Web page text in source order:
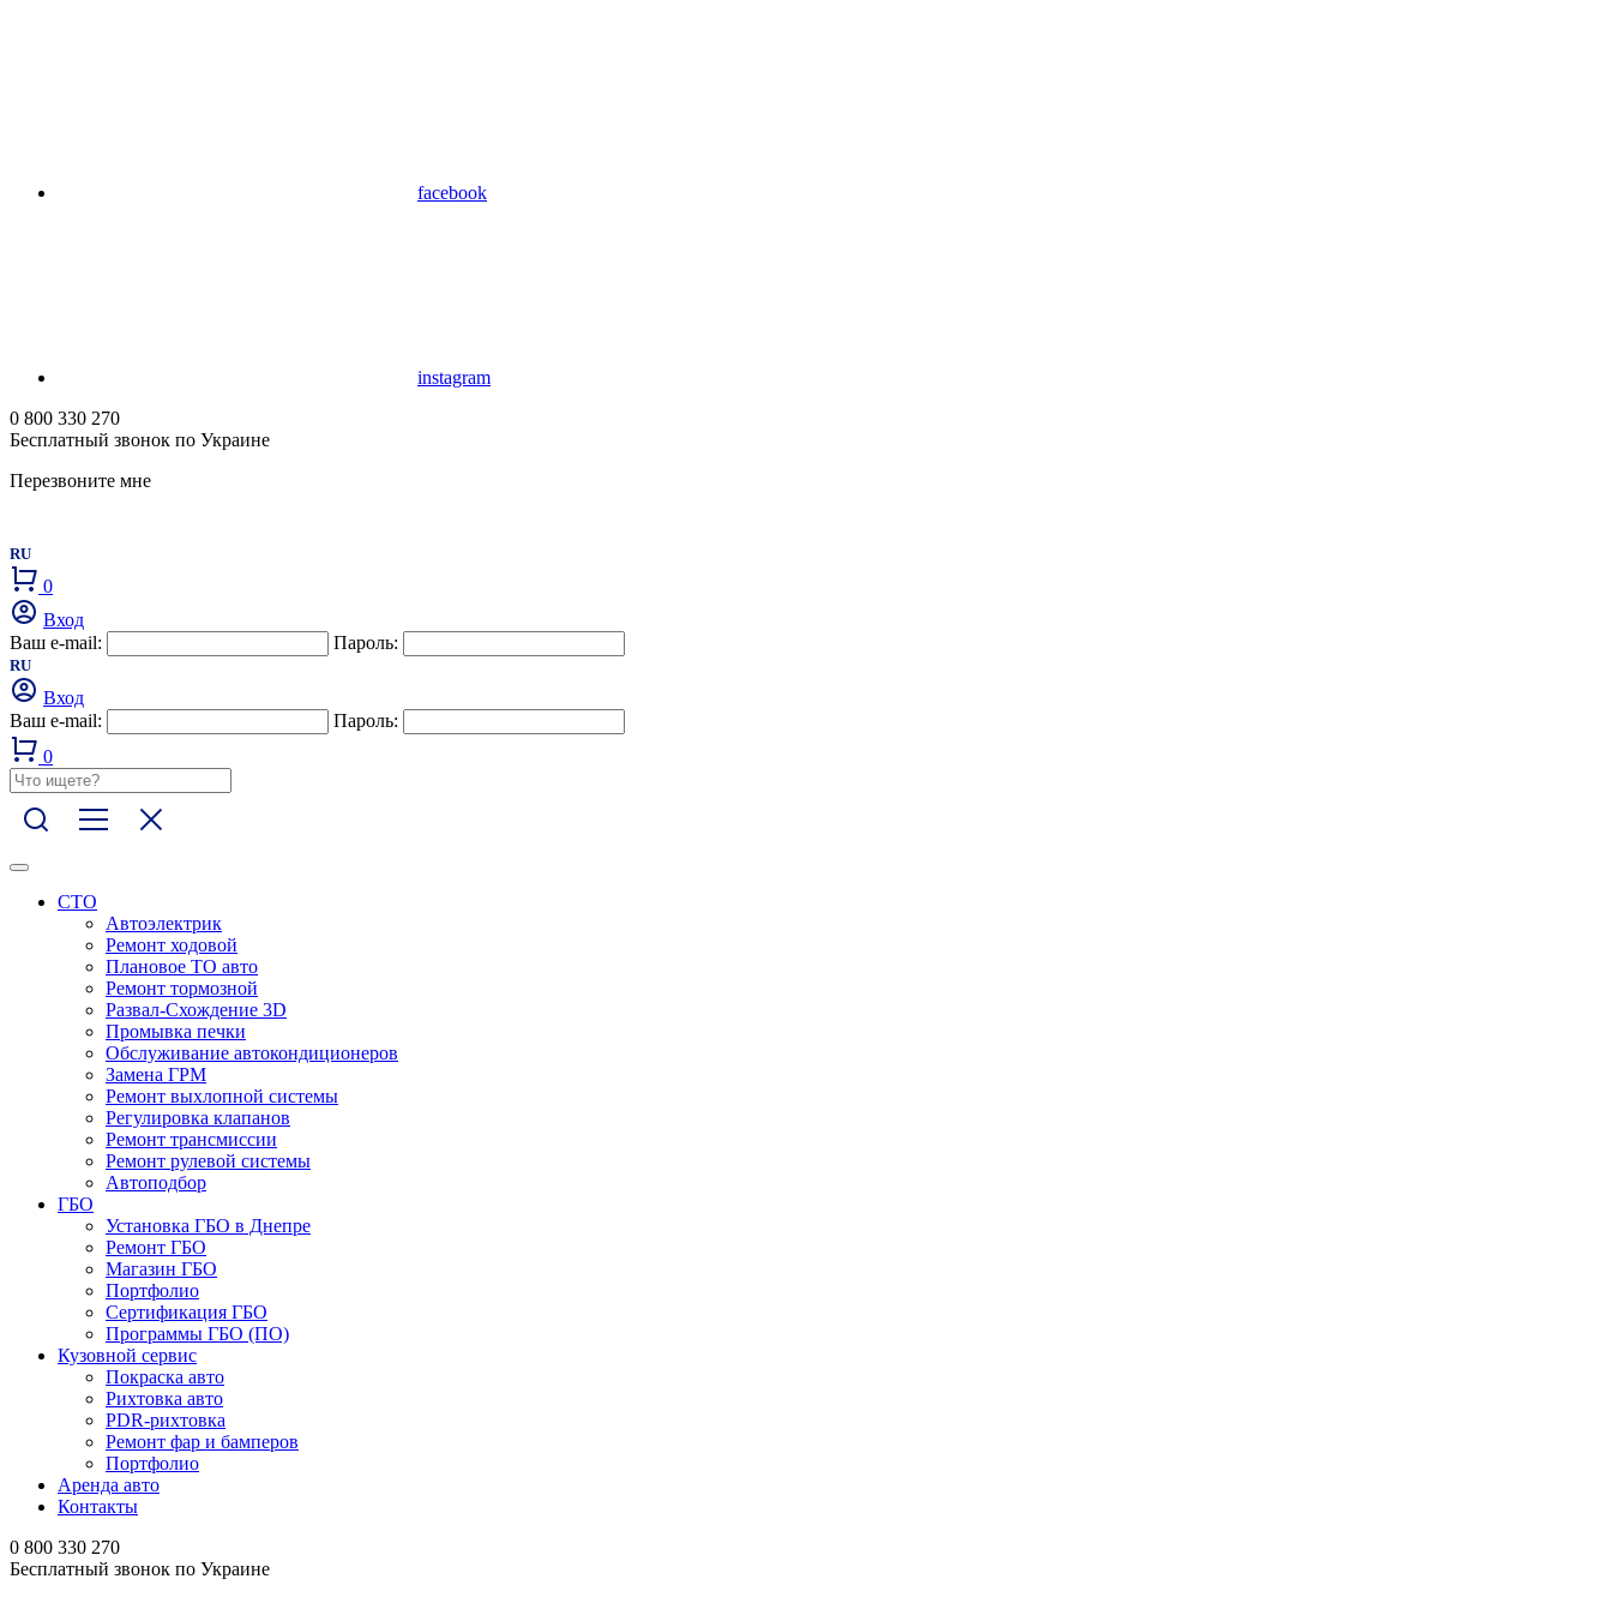
facebook
instagram
0 800 330 270
Бесплатный звонок по Украине
Перезвоните мне
RU
0
Вход
Ваш e-mail:
Пароль:
RU
Вход
Ваш e-mail:
Пароль:
0
СТО
Автоэлектрик
Ремонт ходовой
Плановое ТО авто
Ремонт тормозной
Развал-Схождение 3D
Промывка печки
Обслуживание автокондиционеров
Замена ГРМ
Ремонт выхлопной системы
Регулировка клапанов
Ремонт трансмиссии
Ремонт рулевой системы
Автоподбор
ГБО
Установка ГБО в Днепре
Ремонт ГБО
Магазин ГБО
Портфолио
Сертификация ГБО
Программы ГБО (ПО)
Кузовной сервис
Покраска авто
Рихтовка авто
PDR-рихтовка
Ремонт фар и бамперов
Портфолио
Аренда авто
Контакты
0 800 330 270
Бесплатный звонок по Украине